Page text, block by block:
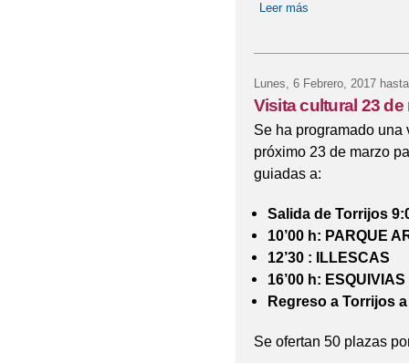
Leer más
Lunes, 6 Febrero, 2017
Visita cultural 23 de
Se ha programado
próximo 23 de marzo
guiadas a:
Salida de Torrijos
10’00 h: PARQUE
12’30 : ILLESCAS
16’00 h: ESQUIVIAS
Regreso a Torrijos
Se ofertan 50 plazas